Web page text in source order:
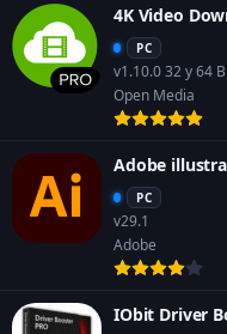
4K Video
PC
v1.10.0 32 y 64
Open Media
Adobe
PC
v29.1
Adobe
IObit Driver